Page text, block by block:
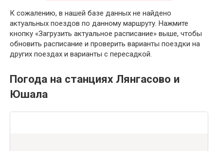
К сожалению, в нашей базе данных не найдено
актуальных поездов по данному маршруту. Нажмите
кнопку «Загрузить актуальное расписание» выше, чтобы
обновить расписание и проверить варианты поездки на
других поездах и варианты с пересадкой.
Погода на станциях Лянгасово и
Юшала